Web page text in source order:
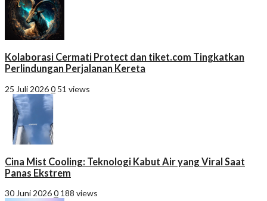
Kolaborasi Cermati Protect dan tiket.com Tingkatkan
Perlindungan Perjalanan Kereta
25 Juli 20260 51 views
Cina Mist Cooling: Teknologi Kabut Air yang Viral Saat
Panas Ekstrem
30 Juni 20260 188 views